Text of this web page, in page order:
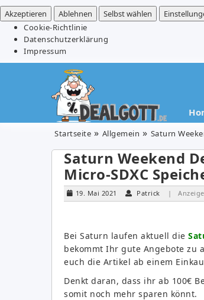
Akzeptieren
Ablehnen Selbst wählen
Cookie-Richtlinie
Datenschutzerklärung
Impressum
Startseite Allgemein Saturn
Saturn Weekend
Micro-SDXC
19. Mai 2021 Patrick | Anzeige
Bei Saturn laufen aktuell die
bekommt Ihr gute Angebote zu
euch die Artikel ab einem
Denkt daran, dass ihr ab 100€
somit noch mehr sparen könnt.